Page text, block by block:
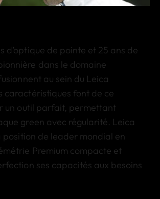
d’optique de pointe et 25 ans de
dans le domaine
au sein du Leica
caractéristiques font de ce
un outil parfait, permettant
green avec régularité. Leica
de leader mondial en
Premium compacte et
ses capacités aux besoins